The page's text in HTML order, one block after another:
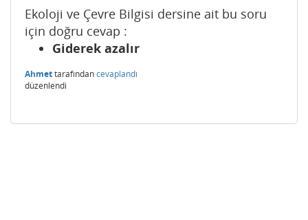
Ekoloji ve Çevre Bilgisi dersine ait bu soru
için doğru cevap :
Giderek azalır
Ahmettarafındancevaplandı
düzenlendi